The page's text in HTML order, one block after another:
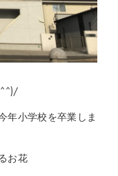
年小学校を卒業しま
お花